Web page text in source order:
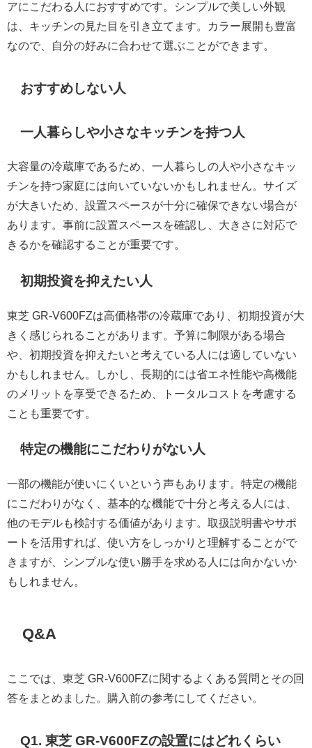
アにこだわる人におすすめです。シンプルで美しい外観
は、キッチンの見た目を引き立てます。カラー展開も豊富
なので、自分の好みに合わせて選ぶことができます。
おすすめしない人
一人暮らしや小さなキッチンを持つ人
大容量の冷蔵庫であるため、一人暮らしの人や小さなキッ
チンを持つ家庭には向いていないかもしれません。サイズ
が大きいため、設置スペースが十分に確保できない場合が
あります。事前に設置スペースを確認し、大きさに対応で
きるかを確認することが重要です。
初期投資を抑えたい人
東芝 GR-V600FZは高価格帯の冷蔵庫であり、初期投資が大
きく感じられることがあります。予算に制限がある場合
や、初期投資を抑えたいと考えている人には適していない
かもしれません。しかし、長期的には省エネ性能や高機能
のメリットを享受できるため、トータルコストを考慮する
ことも重要です。
特定の機能にこだわりがない人
一部の機能が使いにくいという声もあります。特定の機能
にこだわりがなく、基本的な機能で十分と考える人には、
他のモデルも検討する価値があります。取扱説明書やサポ
ートを活用すれば、使い方をしっかりと理解することがで
きますが、シンプルな使い勝手を求める人には向かないか
もしれません。
Q&A
ここでは、東芝 GR-V600FZに関するよくある質問とその回
答をまとめました。購入前の参考にしてください。
Q1. 東芝 GR-V600FZの設置にはどれくらい